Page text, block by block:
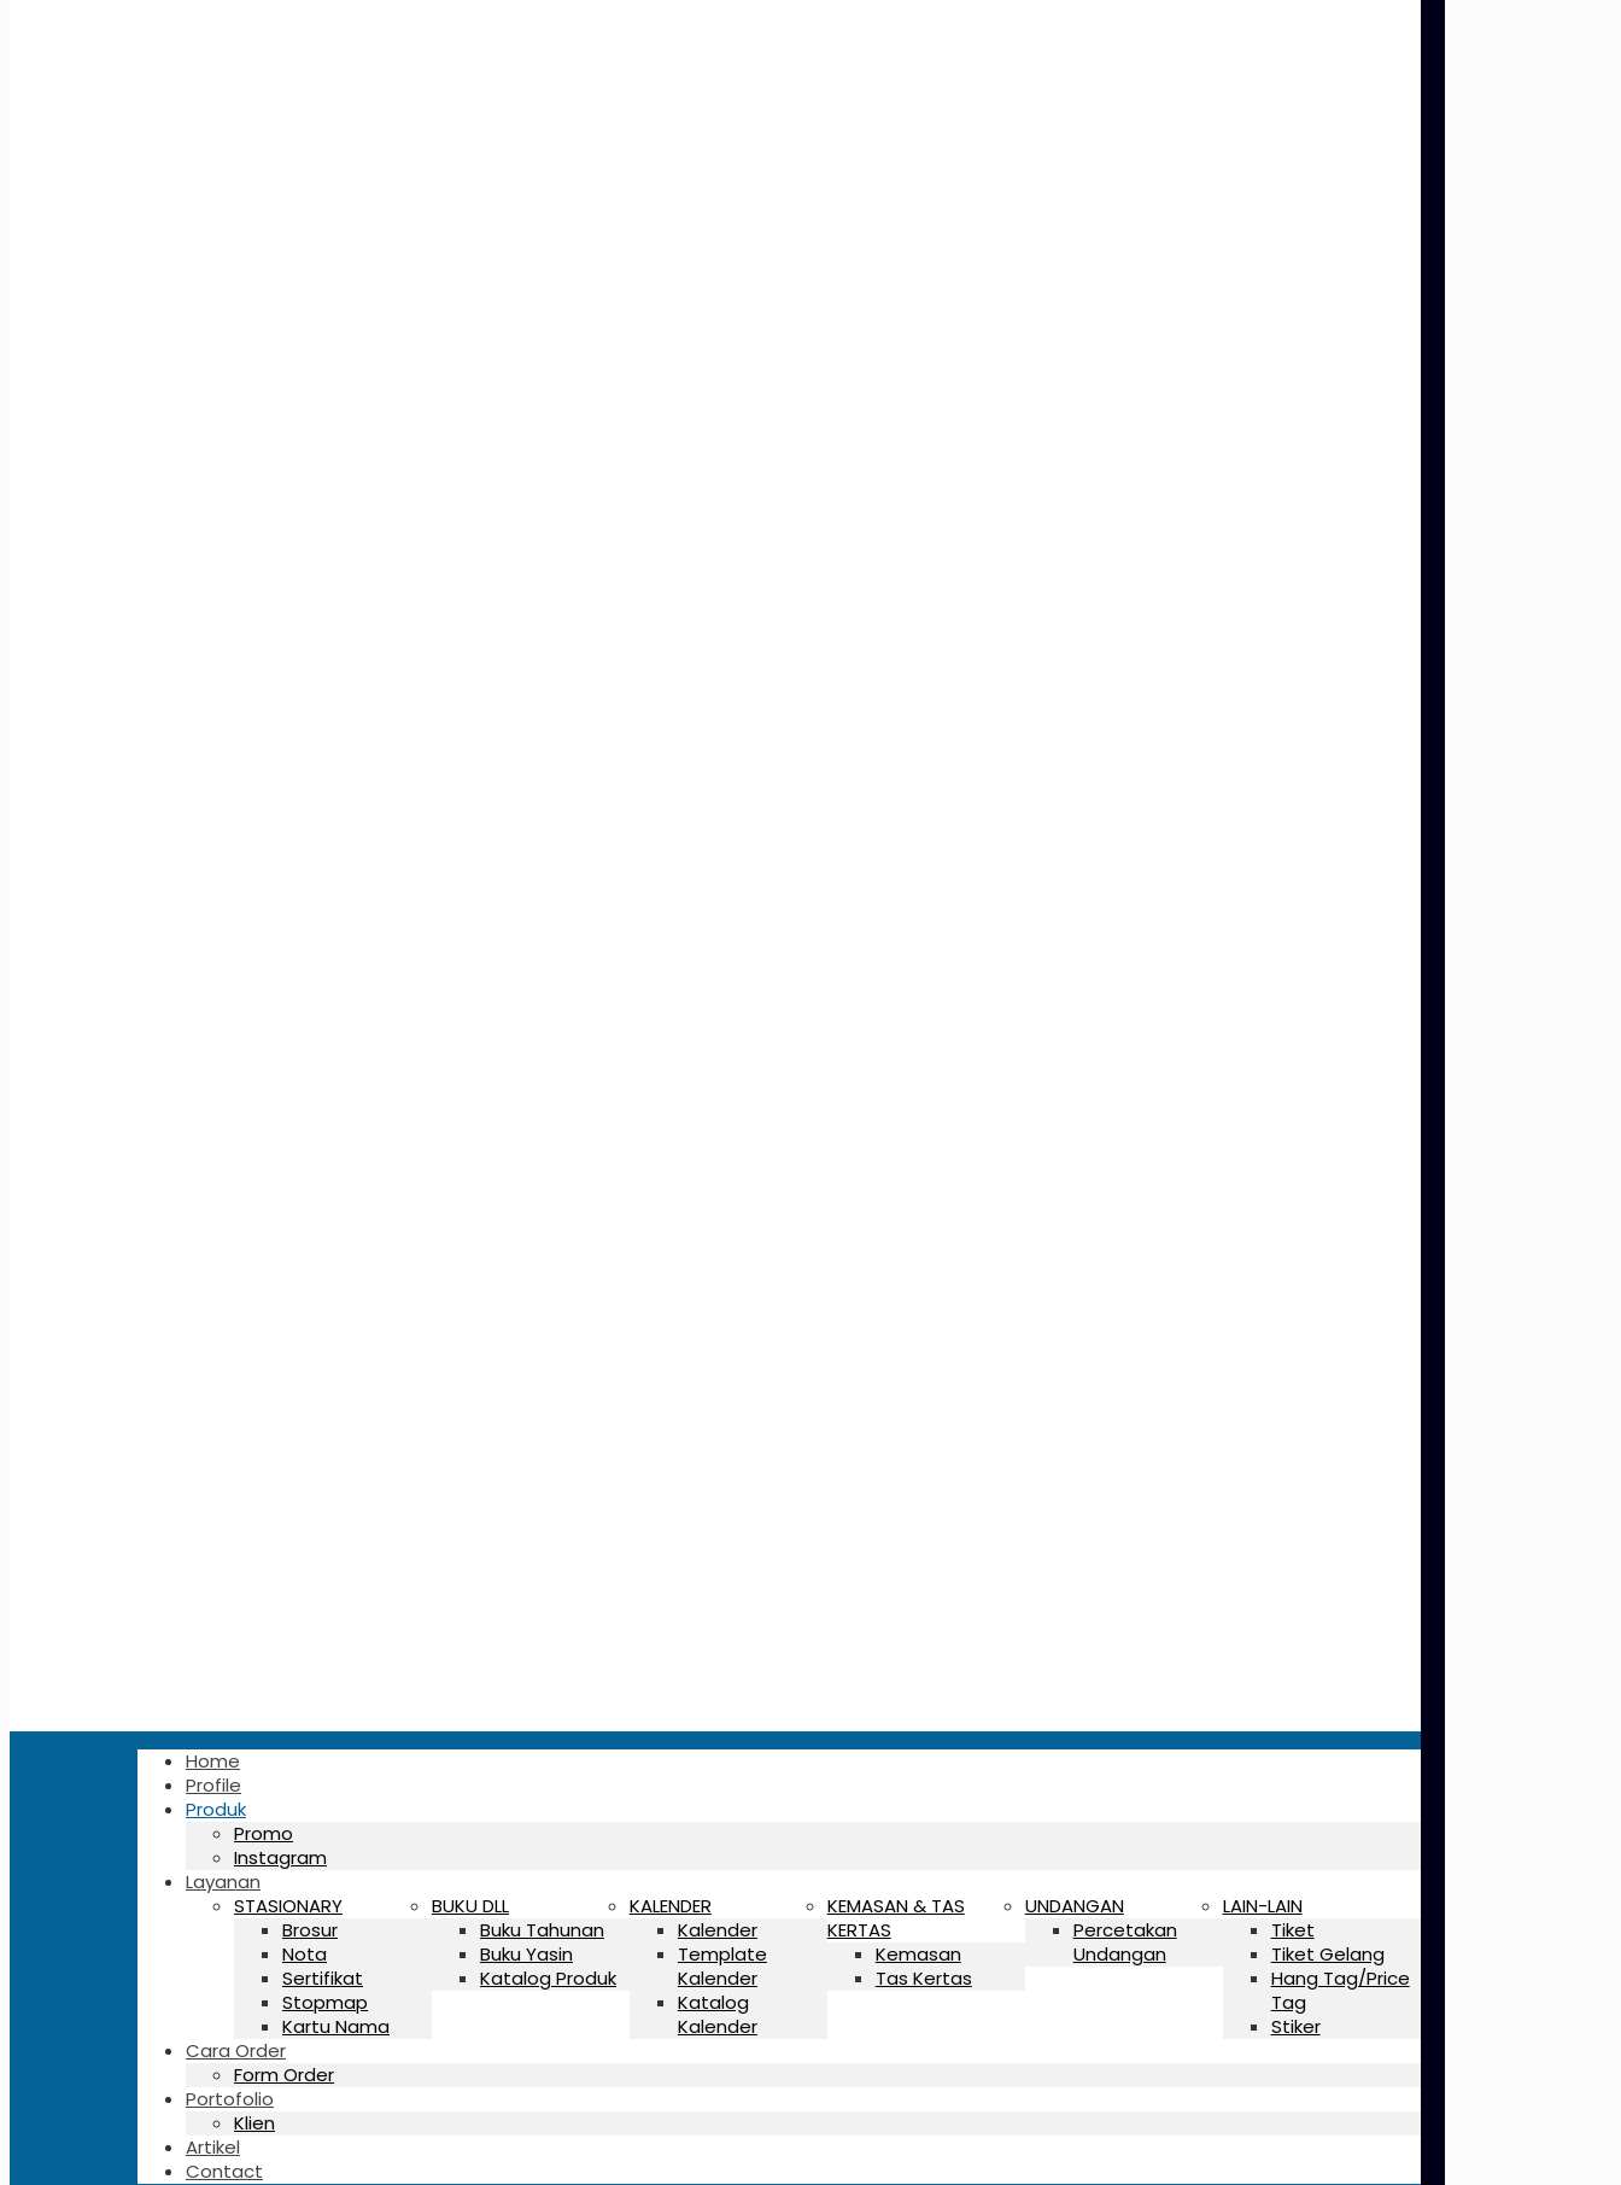
Home
Profile
Produk
Promo
Instagram
Layanan
STASIONARY
Brosur
Nota
Sertifikat
Stopmap
Kartu Nama
BUKU DLL
Buku Tahunan
Buku Yasin
Katalog Produk
KALENDER
Kalender
Template
Kalender
Katalog
Kalender
KEMASAN & TAS
KERTAS
Kemasan
Tas Kertas
UNDANGAN
Percetakan
Undangan
LAIN-LAIN
Tiket
Tiket Gelang
Hang Tag/Price
Tag
Stiker
Cara Order
Form Order
Portofolio
Klien
Artikel
Contact